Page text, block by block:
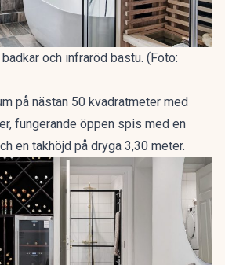
och infraröd bastu. (Foto:
på nästan 50 kvadratmeter med
fungerande öppen spis med en
en takhöjd på dryga 3,30 meter.